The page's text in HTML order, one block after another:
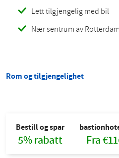
Lett tilgjengelig med bil
Nær sentrum av Rotterdam
Rom og tilgjengelighet
Bestill og spar
5% rabatt Fra